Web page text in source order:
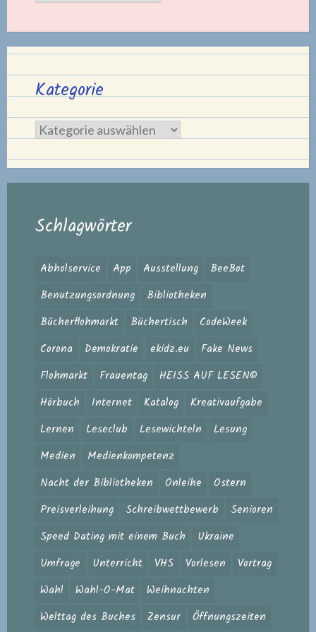
Kategorie
Kategorie
Schlagwörter
Abholservice App Ausstellung
BeeBot
Benutzungsordnung
Bibliotheken
Bücherflohmarkt
Büchertisch
CodeWeek
Corona
Demokratie ekidz.eu
Fake News
Flohmarkt
Frauentag
HEISS AUF LESEN©
Hörbuch
Internet Katalog
Kreativaufgabe
Lernen
Leseclub Lesewichteln
Lesung
Medien
Medienkompetenz
Nacht der Bibliotheken
Onleihe
Ostern
Preisverleihung
Schreibwettbewerb
Senioren
Speed Dating mit einem Buch
Ukraine
Umfrage
Unterricht VHS Vorlesen
Vortrag
Wahl
Wahl-O-Mat
Weihnachten
Welttag des Buches
Zensur Öffnungszeiten